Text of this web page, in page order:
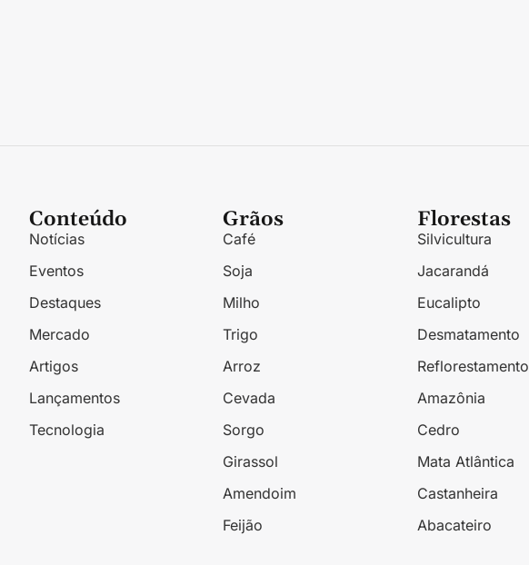
Conteúdo
Notícias
Eventos
Destaques
Mercado
Artigos
Lançamentos
Tecnologia
Grãos
Café
Soja
Milho
Trigo
Arroz
Cevada
Sorgo
Girassol
Amendoim
Feijão
Florestas
Silvicultura
Jacarandá
Eucalipto
Desmatamento
Reflorestamento
Amazônia
Cedro
Mata Atlântica
Castanheira
Abacateiro